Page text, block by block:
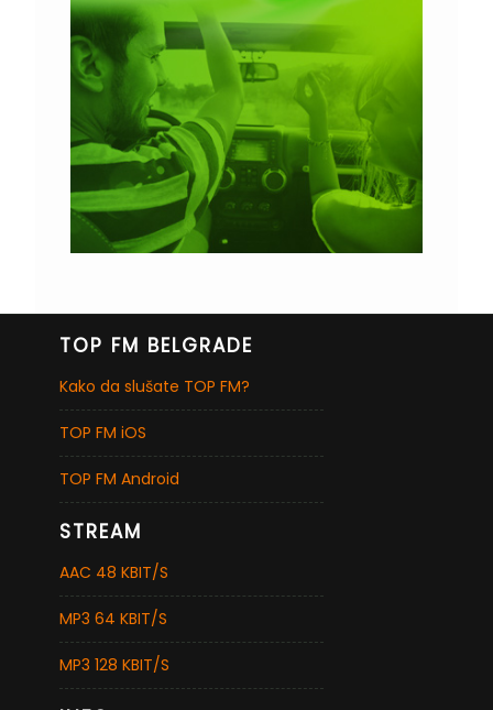
TOP FM BELGRADE
Kako da slušate TOP FM?
TOP FM iOS
TOP FM Android
STREAM
AAC 48 KBIT/S
MP3 64 KBIT/S
MP3 128 KBIT/S